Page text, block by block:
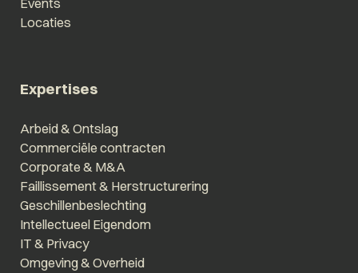
Events
Locaties
Expertises
Arbeid & Ontslag
Commerciële contracten
Corporate & M&A
Faillissement & Herstructurering
Geschillenbeslechting
Intellectueel Eigendom
IT & Privacy
Omgeving & Overheid